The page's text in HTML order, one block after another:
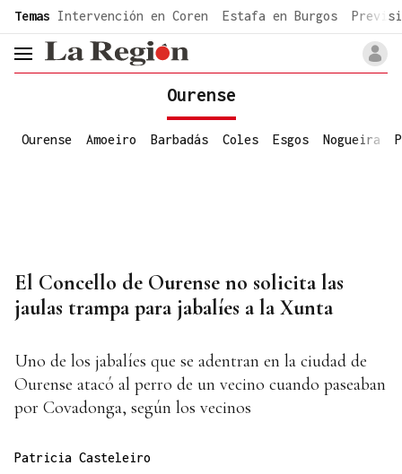
common.go-to-content
Temas Intervención en Coren Estafa en Burgos
header.menu.open
Ourense
Ourense Amoeiro Barbadás Coles Esgos Nogueira
El Concello de Ourense no solicita las
jaulas trampa para jabalíes a la Xunta
Uno de los jabalíes que se adentran en la ciudad de
Ourense atacó al perro de un vecino cuando paseaban
por Covadonga, según los vecinos
Patricia Casteleiro